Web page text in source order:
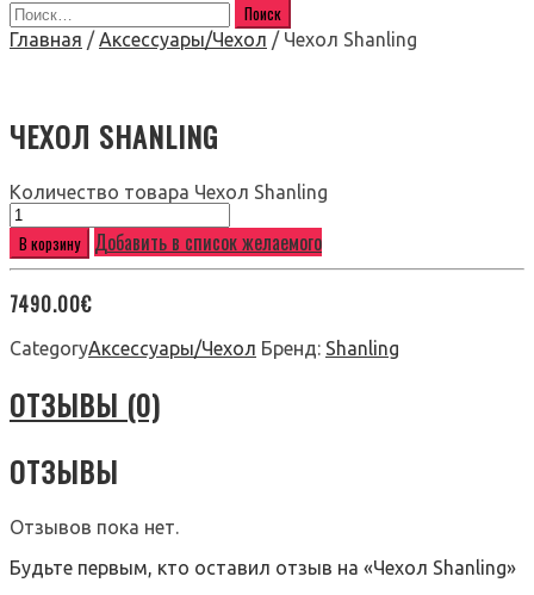
Главная / Аксессуары/Чехол / Чехол Shanling
ЧЕХОЛ SHANLING
Количество товара Чехол Shanling
В корзину Добавить в список желаемого
7490.00€
CategoryАксессуары/Чехол Бренд: Shanling
ОТЗЫВЫ (0)
ОТЗЫВЫ
Отзывов пока нет.
Будьте первым, кто оставил отзыв на «Чехол Shanling»